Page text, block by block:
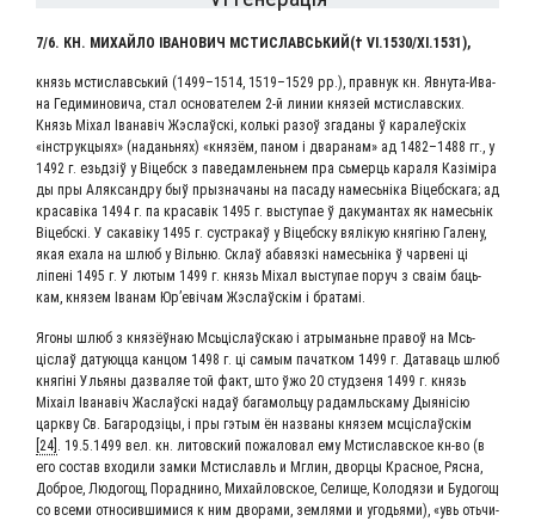
7/6. КН. МИХАЙ­ЛО ІВА­НО­ВИЧ МСТИ­СЛАВСЬ­КИЙ(† VI.1530/XI.1531),
князь мсти­славсь­кий (1499–1514, 1519–1529 рр.), пра­вну­к кн. Яв­­ну­та-Ива­
на Ге­ди­ми­но­ви­ча, стал ос­но­ва­те­лем 2‑й ли­нии кня­зей мсти­слав­ских.
Князь Міхал Іва­навіч Жэс­лаўскі, коль­кі разоў зга­да­ны ў кара­леўскіх
«інструк­цы­ях» (нада­нь­нях) «кня­зём, паном i два­ра­нам» ад 1482–1488 гг., у
1492 г. езьд­зіў у Віцебск з паве­дам­лень­нем пра сьмер­ць кара­ля Казі­мі­ра
ды пры Аляк­сан­дру быў прызна­ча­ны на паса­ду намесь­ніка Віцеб­ска­га; ад
кра­савіка 1494 г. па кра­савік 1495 г. высту­пае ў даку­ман­тах як намесь­нік
Віцеб­скі. У сакавіку 1495 г. сустра­каў у Віцеб­ску вялікую кня­гі­ню Гале­ну,
якая еха­ла на шлюб у Віль­ню. Склаў аба­вяз­кі намесь­ніка ў чарвені ці
ліпе­ні 1495 г. У лютым 1499 г. князь Міхал высту­пае поруч з сваім баць­
кам, кня­зем Іва­нам Юр’еві­чам Жэс­лаўскім i братамі.
Яго­ны шлюб з кня­зёў­наю Мсь­ціслаўс­каю i атры­ма­ньне пра­воў на Мсь­
ціслаў дату­юц­ца кан­цом 1498 г. ці самым пачат­ком 1499 г. Дата­ва­ць шлюб
кня­гіні Улья­ны даз­ва­ляе той факт, што ўжо 20 студ­зе­ня 1499 г. князь
Міхаіл Іва­навіч Жаслаўскі надаў бага­моль­цу радамльска­му Дыянісію
царк­ву Св. Бага­ро­дзі­цы, і пры гэтым ён назва­ны кня­зем мсціслаўскім
[24] . 19.5.1499 вел. кн. ли­тов­ский пожа­ло­вал ему Мсти­слав­ское кн-во (в
его со­став вхо­ди­ли зам­ки Мсти­славль и Мглин, двор­цы Крас­ное, Ряс­на,
Доб­рое, Лю­до­гощ, По­рад­ни­но, Ми­хай­лов­ское, Се­ли­ще, Ко­ло­дя­зи и Бу­до­гощ
со все­ми от­но­сив­ши­ми­ся к ним дво­ра­ми, зем­ля­ми и угодь­ями), «увь оть­чи­